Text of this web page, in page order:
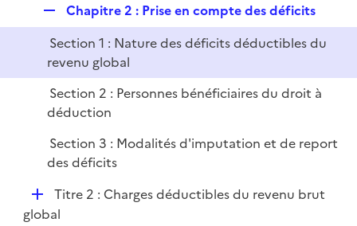
r
e
r
e
p
l
e
Chapitre 2 : Prise en compte des déficits
Section 1 : Nature des déficits déductibles du
revenu global
Section 2 : Personnes bénéficiaires du droit à
déduction
Section 3 : Modalités d'imputation et de report
des déficits
D
é
Titre 2 : Charges déductibles du revenu brut
global